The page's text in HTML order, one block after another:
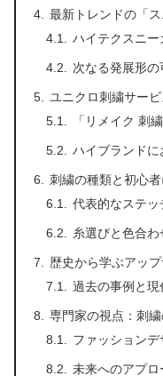
最新トレンドの「ス
ハイテクスニ
次なる発展形の
ユニクロ刺繍サー
「リメイク 刺
ハイブランドに
刺繍の種類と初心
代表的なステッ
糸選びと色合わ
歴史から学ぶアッ
過去の事例と現
専門家の視点：刺
ファッション
未来へのアプロ